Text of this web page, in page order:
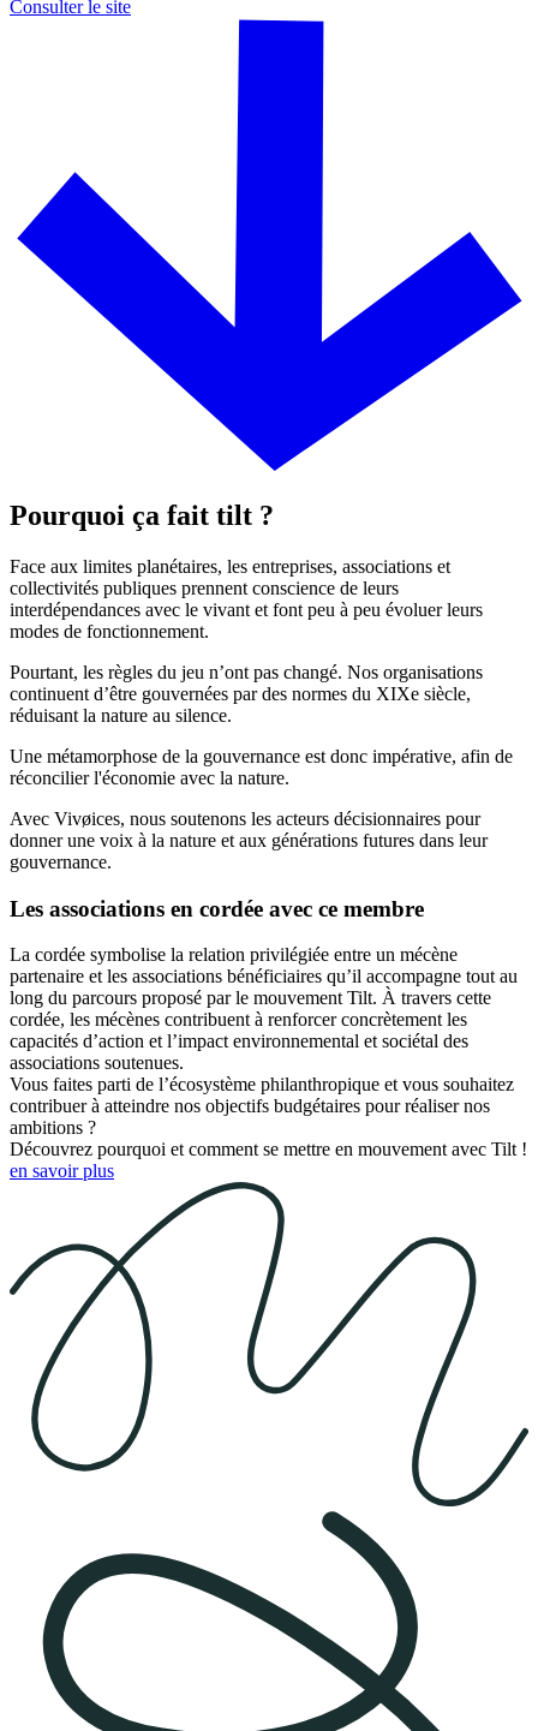
Consulter le site
Pourquoi ça fait tilt ?
Face aux limites planétaires, les entreprises, associations et
collectivités publiques prennent conscience de leurs
interdépendances avec le vivant et font peu à peu évoluer leurs
modes de fonctionnement.
Pourtant, les règles du jeu n’ont pas changé. Nos organisations
continuent d’être gouvernées par des normes du XIXe siècle,
réduisant la nature au silence.
Une métamorphose de la gouvernance est donc impérative, afin de
réconcilier l'économie avec la nature.
Avec Vivøices, nous soutenons les acteurs décisionnaires pour
donner une voix à la nature et aux générations futures dans leur
gouvernance.
Les associations en cordée avec ce membre
La cordée symbolise la relation privilégiée entre un mécène
partenaire et les associations bénéficiaires qu’il accompagne tout au
long du parcours proposé par le mouvement Tilt. À travers cette
cordée, les mécènes contribuent à renforcer concrètement les
capacités d’action et l’impact environnemental et sociétal des
associations soutenues.
Vous faites parti de l’écosystème philanthropique et vous souhaitez
contribuer à atteindre nos objectifs budgétaires pour réaliser nos
ambitions ?
Découvrez pourquoi et comment se mettre en mouvement avec Tilt !
en savoir plus